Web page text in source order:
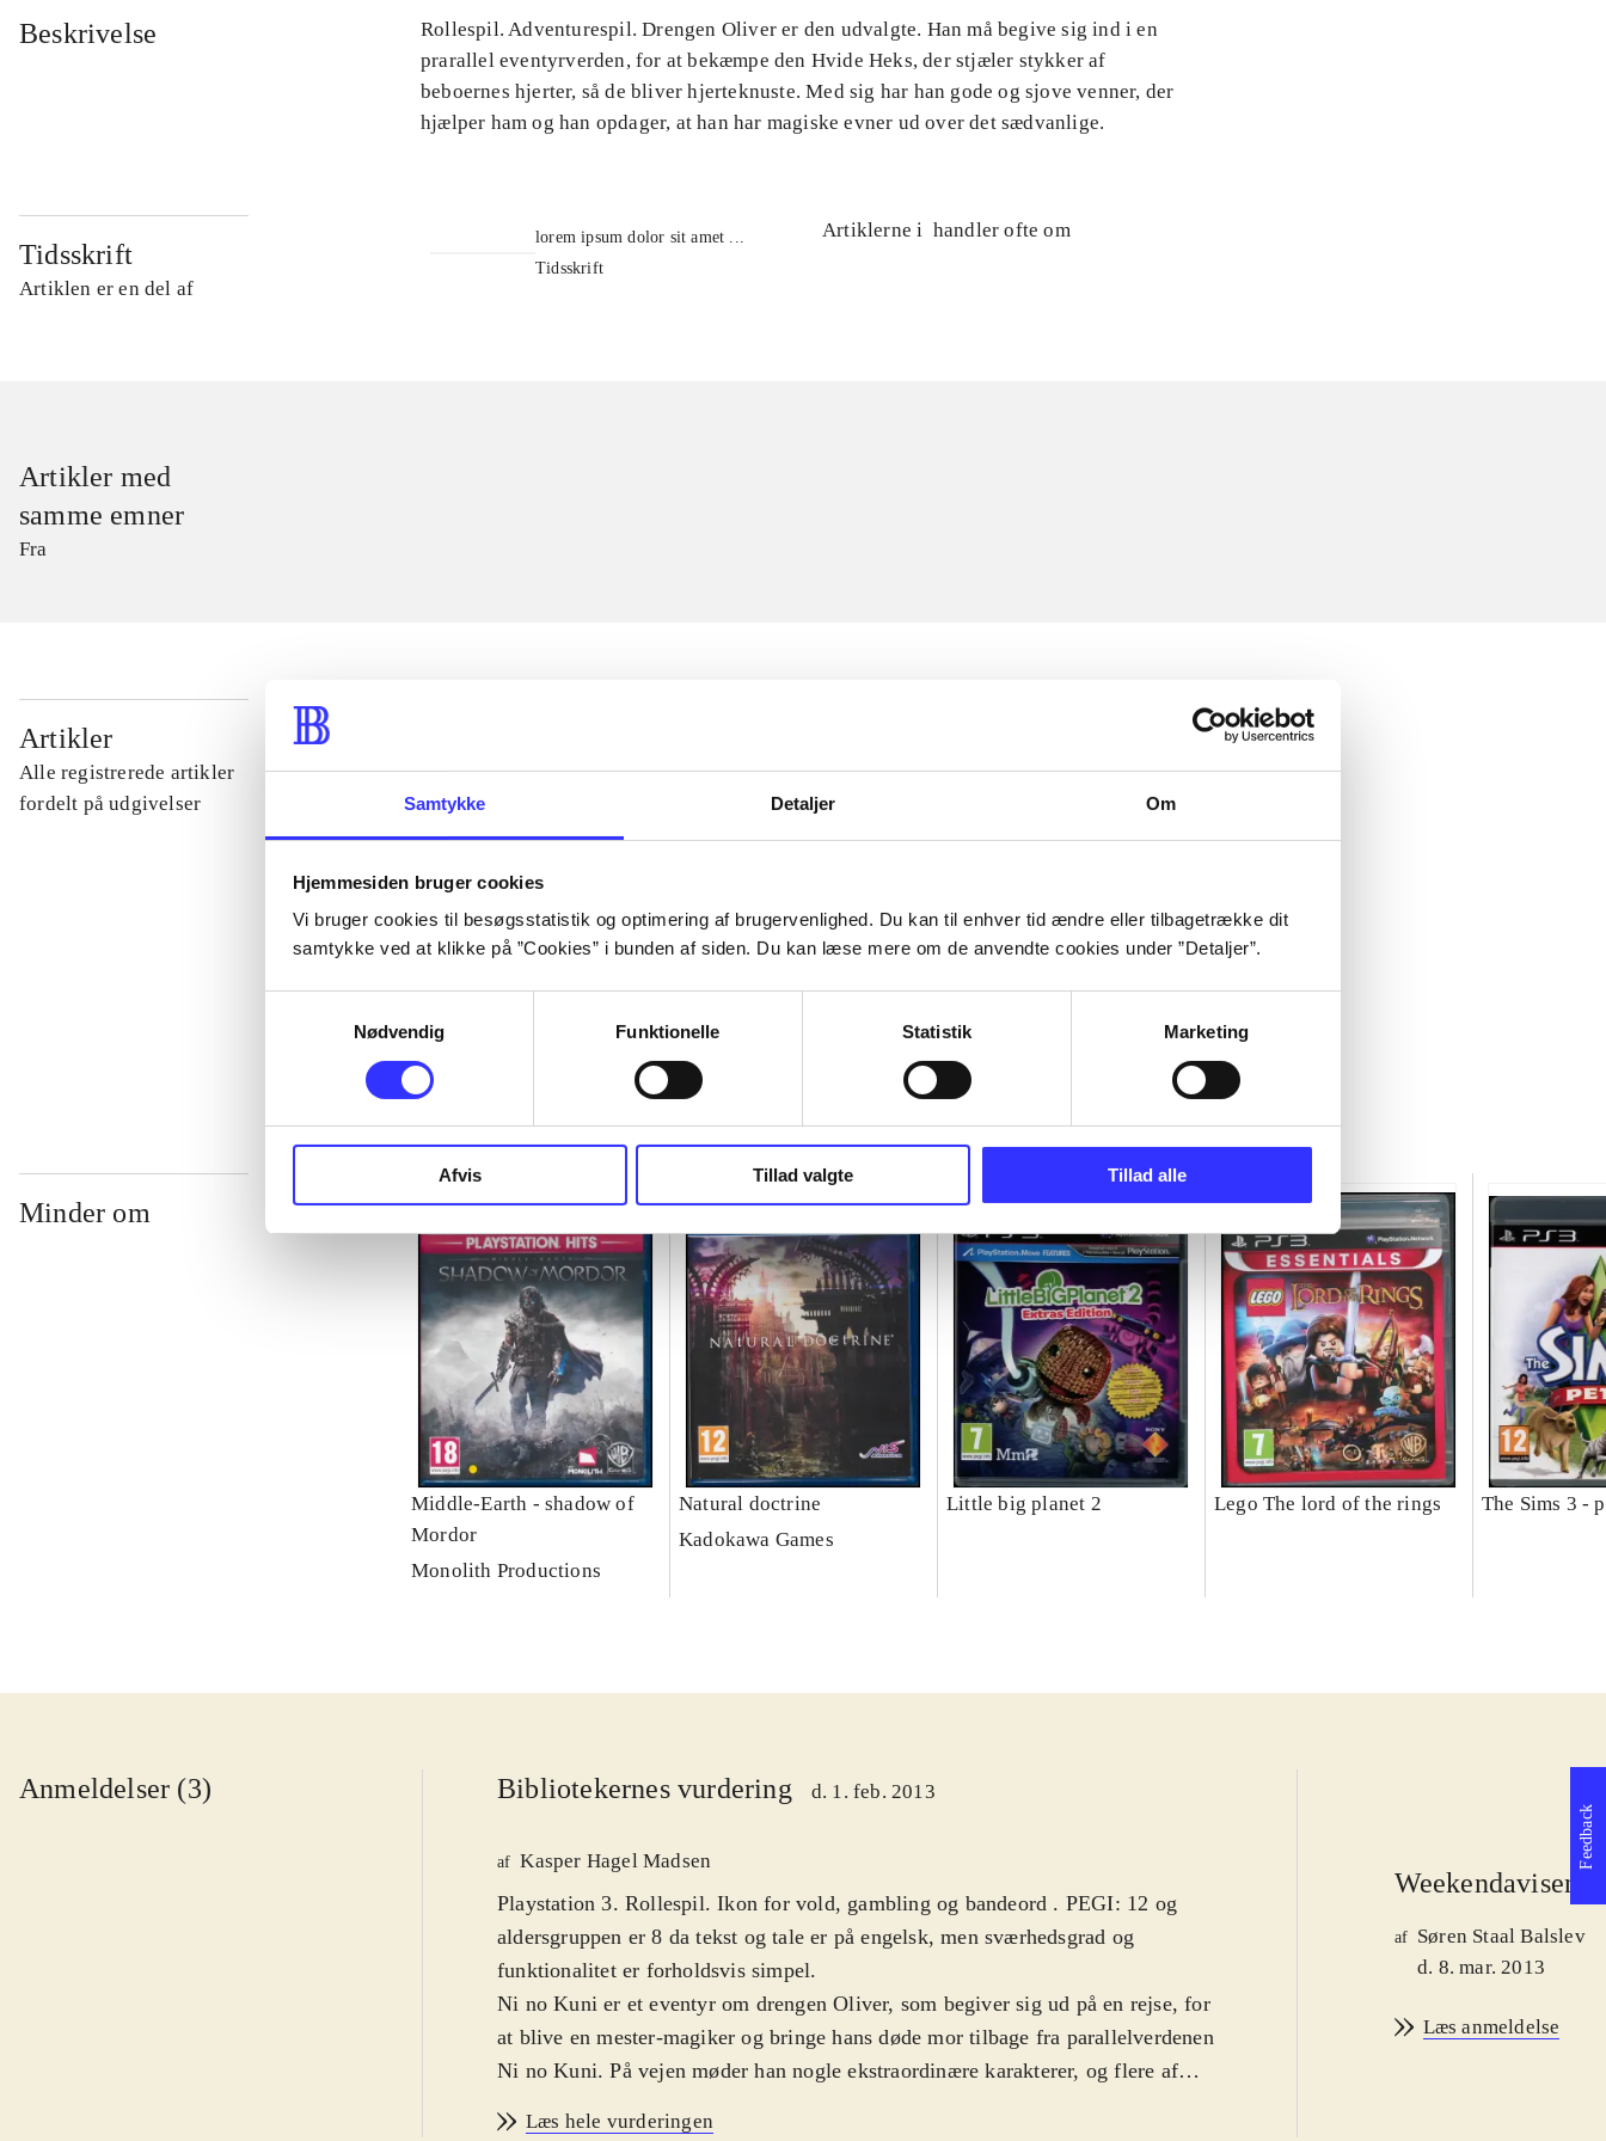
Samtykke Detaljer Om
Hjemmesiden bruger cookies
Vi bruger cookies til besøgsstatistik og optimering af brugervenlighed. Du kan til enhver tid ændre eller tilbagetrække dit
samtykke ved at klikke på ”Cookies” i bunden af siden. Du kan læse mere om de anvendte cookies under ”Detaljer”.
Nødvendig
Funktionelle Statistik Marketing
Afvis Tillad valgte Tillad alle
Beskrivelse
Rollespil. Adventurespil. Drengen Oliver er den udvalgte. Han må begive sig ind i en
prarallel eventyrverden, for at bekæmpe den Hvide Heks, der stjæler stykker af
beboernes hjerter, så de bliver hjerteknuste. Med sig har han gode og sjove venner, der
hjælper ham og han opdager, at han har magiske evner ud over det sædvanlige.
Tidsskrift
Artiklen er en del af
lorem ipsum dolor sit amet ...
Tidsskrift
Artiklerne i handler ofte om
Artikler med
samme emner
Fra
Artikler
Alle registrerede artikler
fordelt på udgivelser
...
...
...
...
Minder om
Middle-Earth - shadow of
Mordor
Monolith Productions
Natural doctrine
Kadokawa Games
Little big planet 2 Lego The lord of the rings The Sims 3 -
Anmeldelser (3) Bibliotekernes vurdering d. 1. feb. 2013
af Kasper Hagel Madsen
Playstation 3. Rollespil. Ikon for vold, gambling og bandeord . PEGI: 12 og
aldersgruppen er 8 da tekst og tale er på engelsk, men sværhedsgrad og
funktionalitet er forholdsvis simpel.
Ni no Kuni er et eventyr om drengen Oliver, som begiver sig ud på en rejse, for
at blive en mester-magiker og bringe hans døde mor tilbage fra parallelverdenen
Ni no Kuni. På vejen møder han nogle ekstraordinære karakterer, og flere af
Læs hele vurderingen
Weekendavisen
af
Søren Staal Balslev
d. 8. mar. 2013
Læs anmeldelse
Feedback